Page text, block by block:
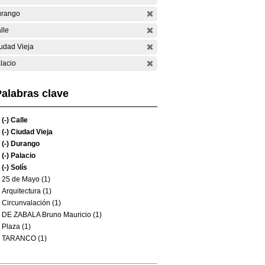
Vieja
clave
(-) Calle
(-) Ciudad Vieja
(-) Durango
(-) Palacio
(-) Solís
25 de Mayo (1)
Arquitectura (1)
Circunvalación (1)
DE ZABALA Bruno Mauricio (1)
Plaza (1)
TARANCO (1)